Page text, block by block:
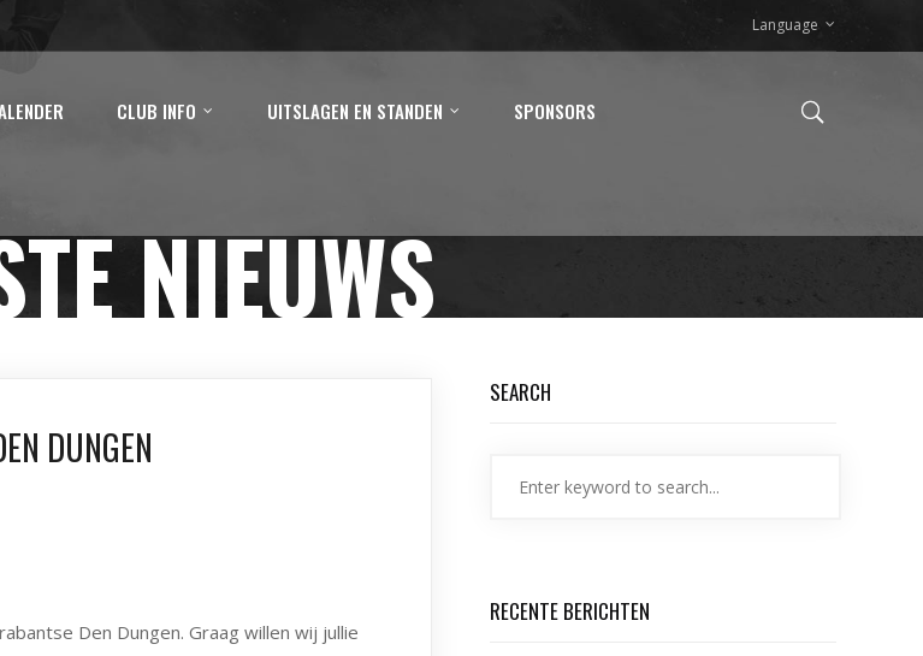
Language
CLUB INFO UITSLAGEN EN STANDEN SPONSORS
NIEUWS
DUNGEN
Den Dungen. Graag willen wij jullie
SEARCH
RECENTE BERICHTEN